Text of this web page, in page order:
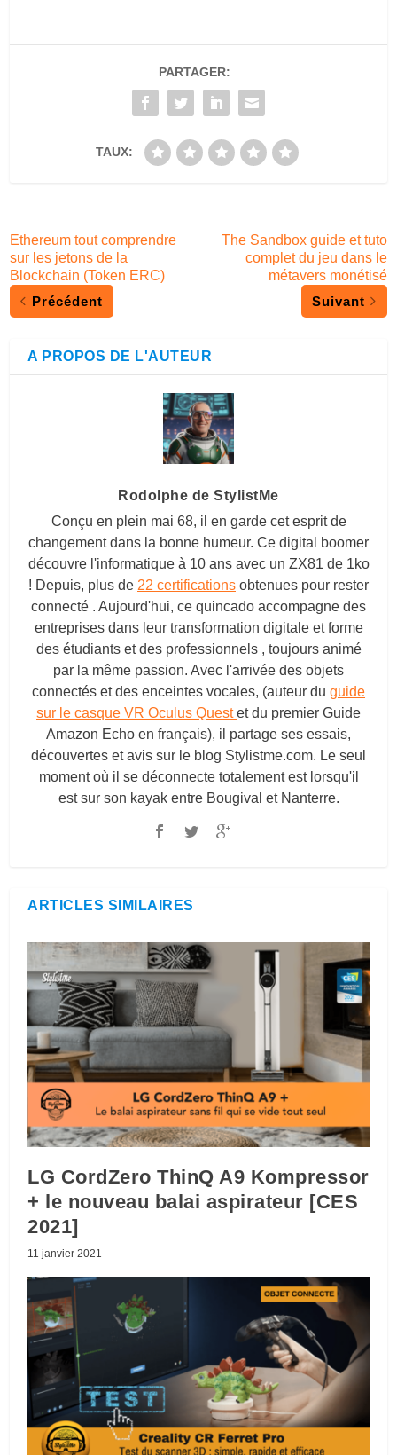
PARTAGER:
TAUX:
Ethereum tout comprendre
sur les jetons de la
Blockchain (Token ERC)
Précédent
The Sandbox guide et tuto
complet du jeu dans le
métavers monétisé
Suivant
A PROPOS DE L'AUTEUR
Rodolphe de StylistMe
Conçu en plein mai 68, il en garde cet esprit de
changement dans la bonne humeur. Ce digital boomer
découvre l'informatique à 10 ans avec un ZX81 de 1ko
! Depuis, plus de 22 certifications obtenues pour rester
connecté . Aujourd'hui, ce quincado accompagne des
entreprises dans leur transformation digitale et forme
des étudiants et des professionnels , toujours animé
par la même passion. Avec l'arrivée des objets
connectés et des enceintes vocales, (auteur du guide
sur le casque VR Oculus Questet du premier Guide
Amazon Echo en français), il partage ses essais,
découvertes et avis sur le blog Stylistme.com. Le seul
moment où il se déconnecte totalement est lorsqu'il
est sur son kayak entre Bougival et Nanterre.
ARTICLES SIMILAIRES
LG CordZero ThinQ A9 Kompressor
+ le nouveau balai aspirateur [CES
2021]
11 janvier 2021